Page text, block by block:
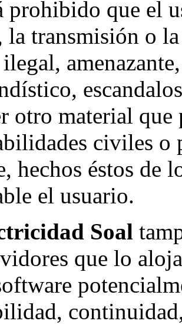
prohibido que el
la transmisión o
otro material que
civiles o
hechos éstos de
el usuario.
Soal
que lo